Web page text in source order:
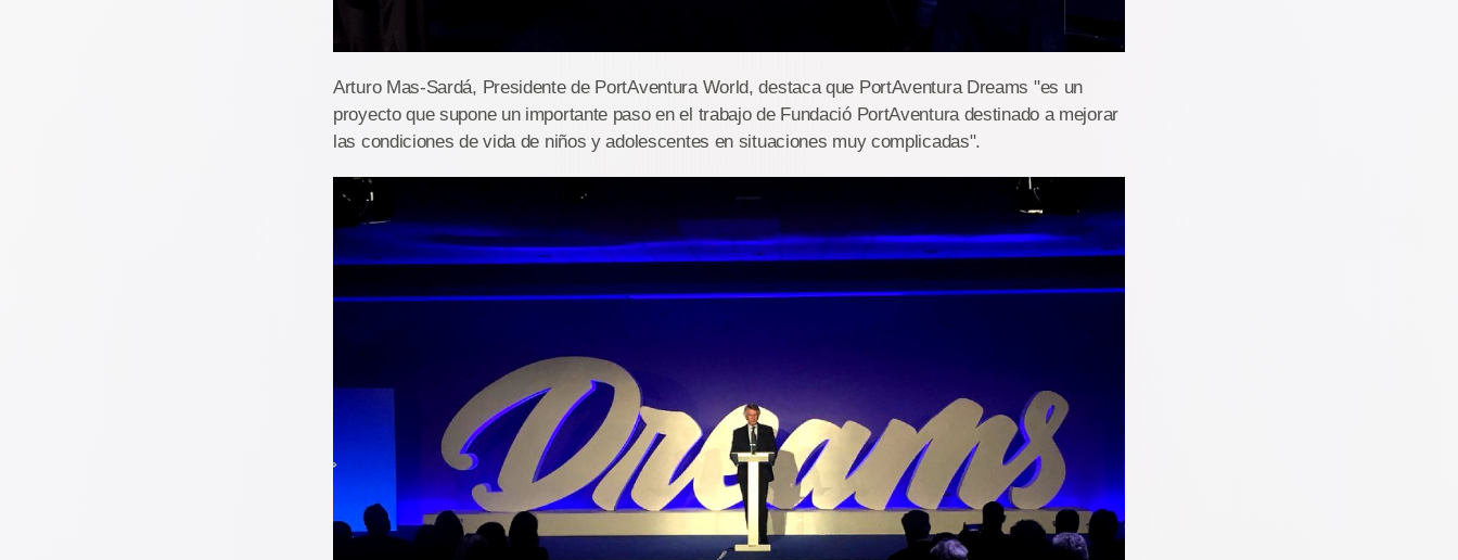
Arturo Mas-Sardá, Presidente de PortAventura World, destaca que PortAventura Dreams "es un
proyecto que supone un importante paso en el trabajo de Fundació PortAventura destinado a mejorar
las condiciones de vida de niños y adolescentes en situaciones muy complicadas".